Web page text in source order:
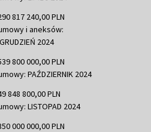
817 240,00 PLN
i aneksów:
2024
800 000,00 PLN
PAŹDZIERNIK 2024
848 800,00 PLN
LISTOPAD 2024
000 000,00 PLN